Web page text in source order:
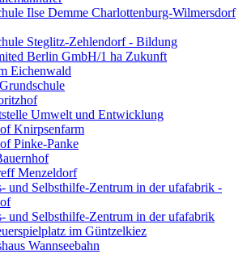
Ilse Demme Charlottenburg-Wilmersdorf
Steglitz-Zehlendorf - Bildung
Berlin GmbH/1 ha Zukunft
Eichenwald
Umwelt und Entwicklung
Knirpsenfarm
Pinke-Panke
Menzeldorf
und Selbsthilfe-Zentrum in der ufafabrik -
und Selbsthilfe-Zentrum in der ufafabrik
im Güntzelkiez
Wannseebahn